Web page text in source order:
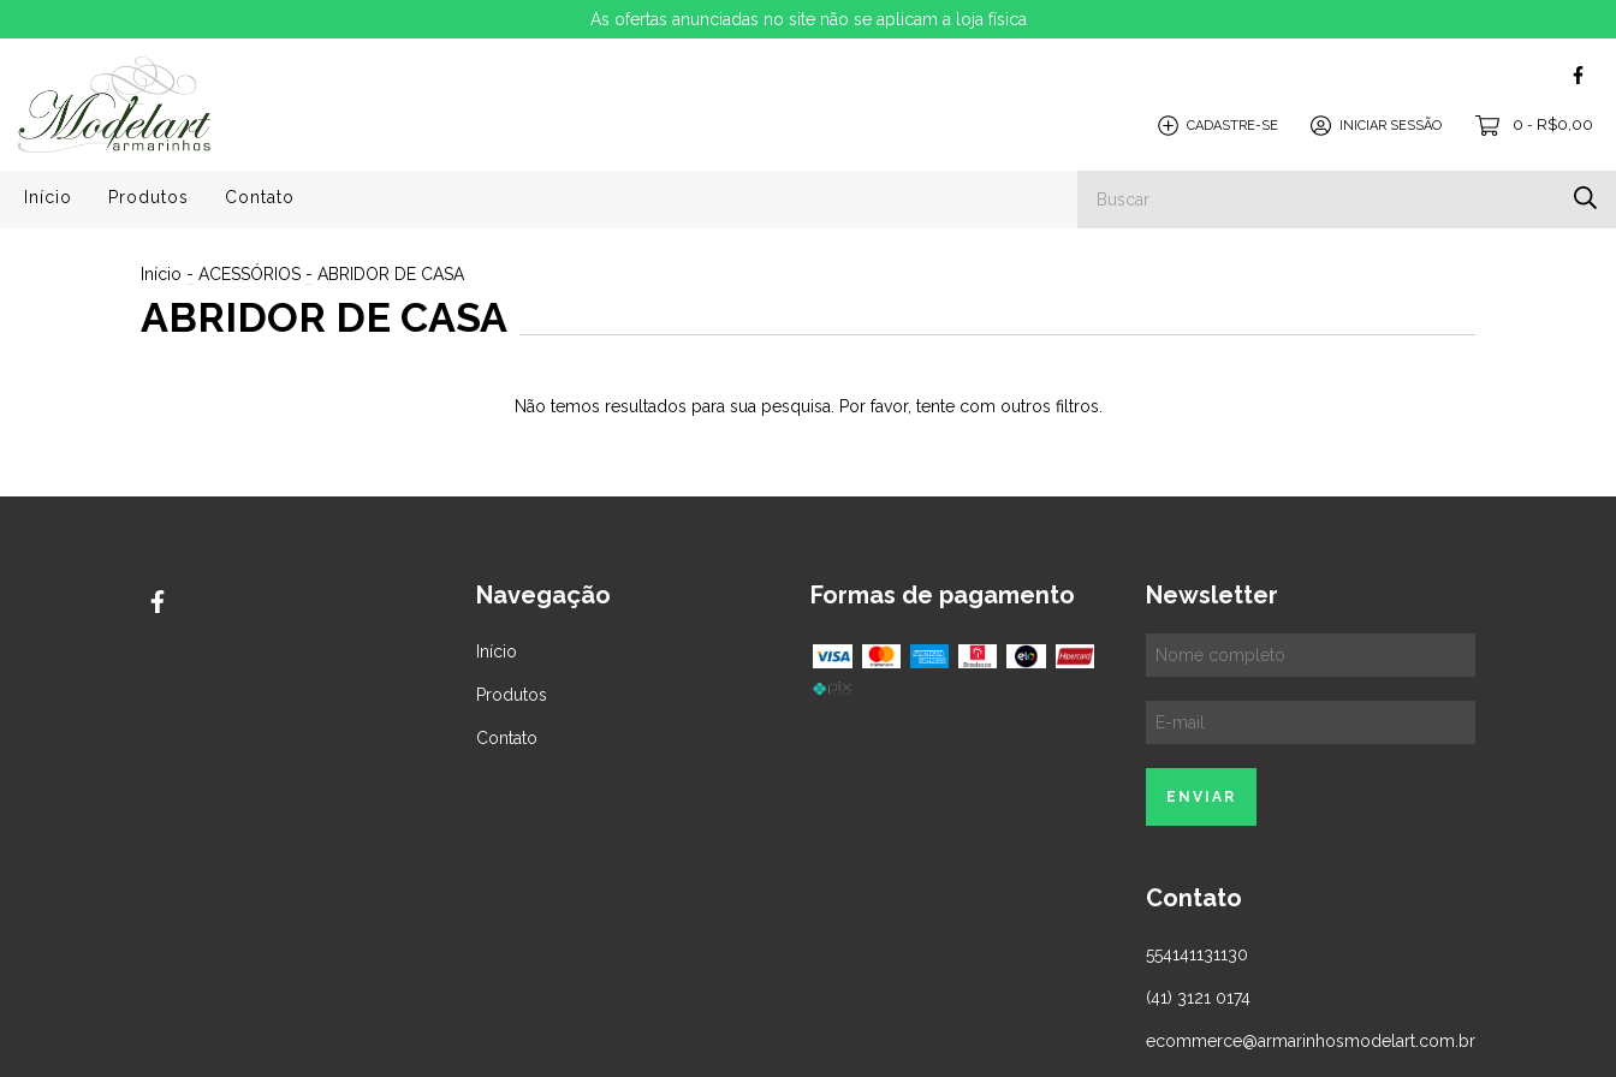
As ofertas anunciadas no site não se aplicam a loja física
CADASTRE-SE INICIAR SESSÃO 0 - R$0,00
Início Produtos Contato
Início - ACESSÓRIOS - ABRIDOR DE CASA
ABRIDOR DE CASA
Não temos resultados para sua pesquisa. Por favor, tente com outros filtros.
Navegação
Início
Produtos
Contato
Formas de pagamento Newsletter
Contato
554141131130
(41) 3121 0174
ecommerce@armarinhosmodelart.com.br